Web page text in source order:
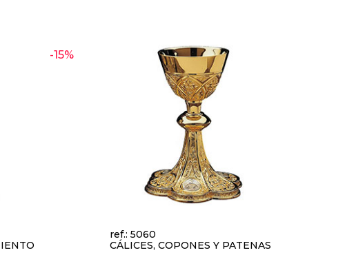
-15%
ref.: 5060
CÁLICES, COPONES Y PATENAS